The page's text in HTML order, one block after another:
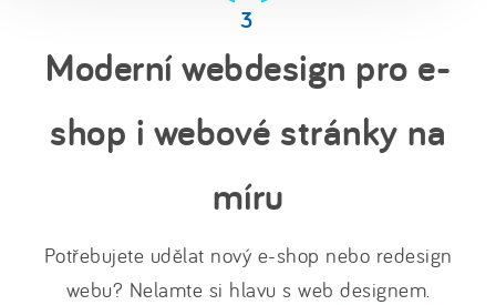
Moderní webdesign pro e-
shop i webové stránky na
míru
Potřebujete udělat nový e-shop nebo redesign
webu? Nelamte si hlavu s web designem.